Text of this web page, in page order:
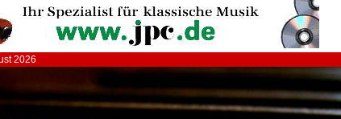
2026